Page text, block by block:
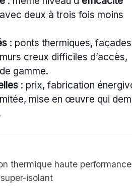
avec deux à trois fois moins
: ponts thermiques, façades
creux difficiles d’accès,
gamme.
: prix, fabrication
mise en œuvre qui
thermique haute
isolant